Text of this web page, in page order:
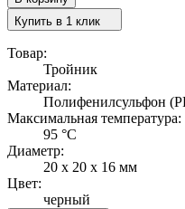
Купить в 1 клик
Товар:
Тройник
Материал:
Полифенилсульфон
Максимальная температура:
95 °C
Диаметр:
20 x 20 x 16 мм
Цвет:
черный